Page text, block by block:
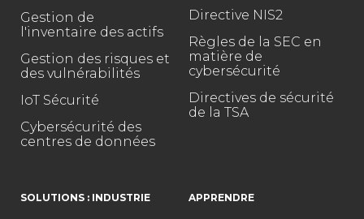
Gestion de
l'inventaire des actifs
Gestion des risques et
des vulnérabilités
IoT Sécurité
Cybersécurité des
centres de données
Directive NIS2
Règles de la SEC en
matière de
cybersécurité
Directives de sécurité
de la TSA
SOLUTIONS : INDUSTRIE APPRENDRE